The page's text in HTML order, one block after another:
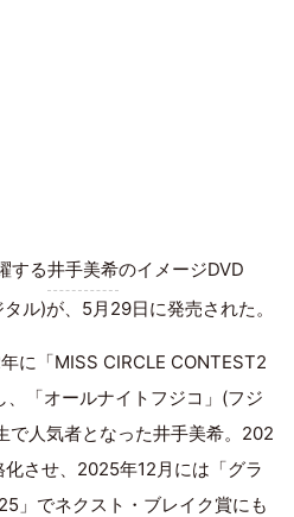
する井手美希のイメージDVD
ル)が、5月29日に発売された。
に「MISS CIRCLE CONTEST2
「オールナイトフジコ」(フジ
で人気者となった井手美希。202
させ、2025年12月には「グラ
」でネクスト・ブレイク賞にも